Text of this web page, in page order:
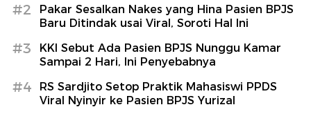
#2
Pakar Sesalkan Nakes yang Hina Pasien BPJS
Baru Ditindak usai Viral, Soroti Hal Ini
#3
KKI Sebut Ada Pasien BPJS Nunggu Kamar
Sampai 2 Hari, Ini Penyebabnya
#4
RS Sardjito Setop Praktik Mahasiswi PPDS
Viral Nyinyir ke Pasien BPJS Yurizal